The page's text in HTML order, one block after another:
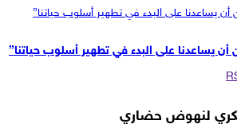
أن يساعدنا على البدء في تطهير أسلوب حياتنا”
لنهوض حضاري